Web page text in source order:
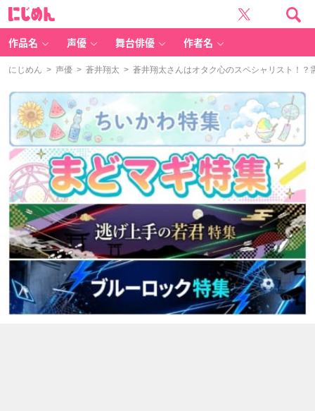
作品名 声優 舞台俳優 作者名
にじめん > 声優 > 蒼井翔太 > 蒼井翔太さんはオタク心のスペシャリスト！？